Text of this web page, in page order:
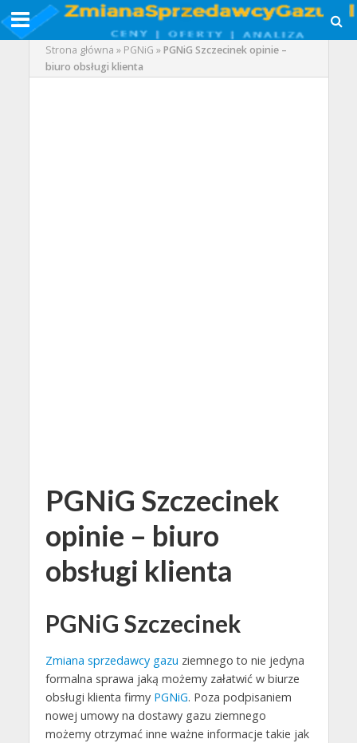
Strona główna » PGNiG »PGNiG Szczecinek opinie –
biuro obsługi klienta
PGNiG Szczecinek
opinie – biuro
obsługi klienta
PGNiG Szczecinek
Zmiana sprzedawcy gazu ziemnego to nie jedyna
formalna sprawa jaką możemy załatwić w biurze
obsługi klienta firmy PGNiG. Poza podpisaniem
nowej umowy na dostawy gazu ziemnego
możemy otrzymać inne ważne informacje takie jak